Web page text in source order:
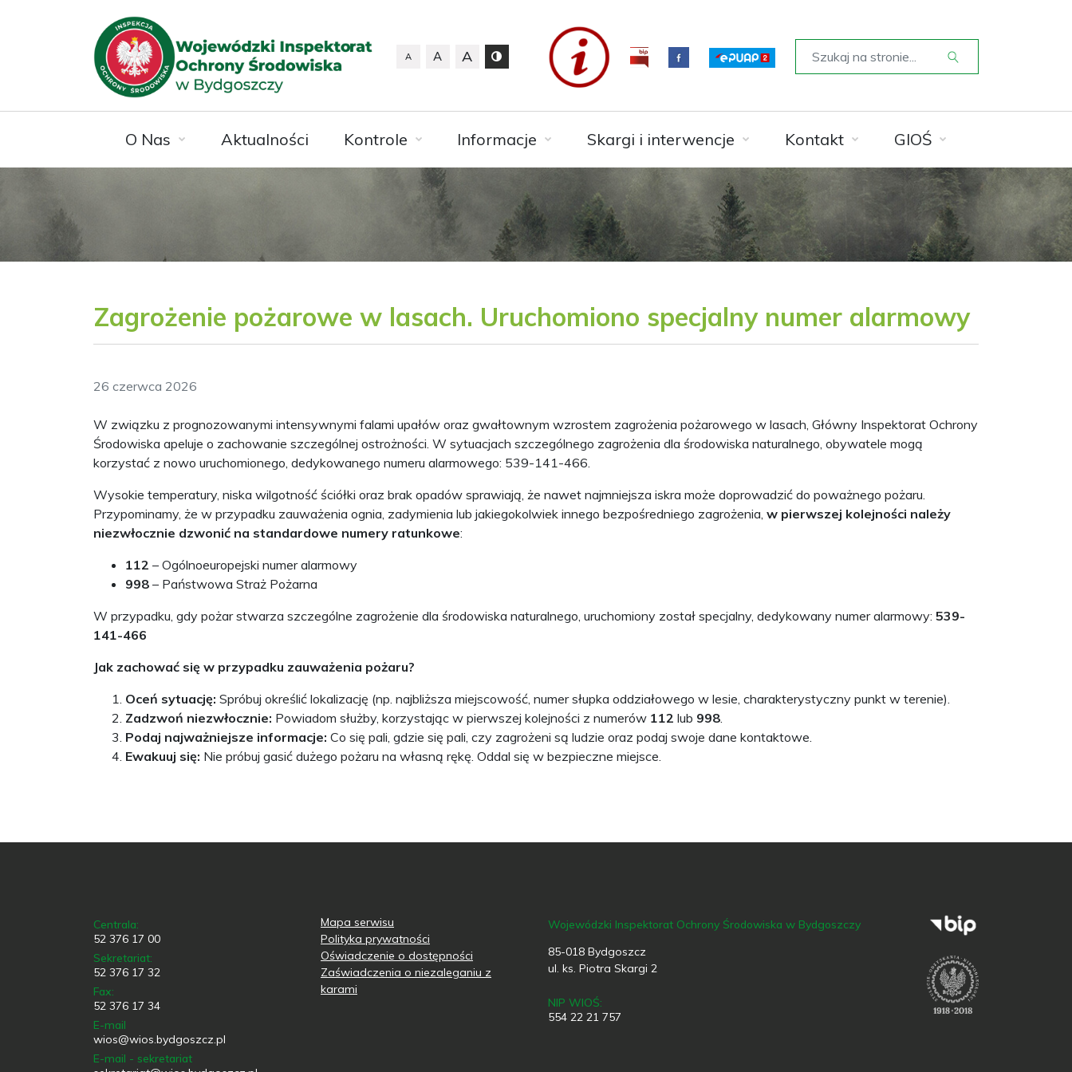
A A A
O Nas Aktualności Kontrole Informacje Skargi i interwencje Kontakt GIOŚ
Zagrożenie pożarowe w lasach. Uruchomiono specjalny numer alarmowy
26 czerwca 2026
W związku z prognozowanymi intensywnymi falami upałów oraz gwałtownym wzrostem zagrożenia pożarowego w lasach, Główny Inspektorat Ochrony
Środowiska apeluje o zachowanie szczególnej ostrożności. W sytuacjach szczególnego zagrożenia dla środowiska naturalnego, obywatele mogą
korzystać z nowo uruchomionego, dedykowanego numeru alarmowego: 539-141-466.
Wysokie temperatury, niska wilgotność ściółki oraz brak opadów sprawiają, że nawet najmniejsza iskra może doprowadzić do poważnego pożaru.
Przypominamy, że w przypadku zauważenia ognia, zadymienia lub jakiegokolwiek innego bezpośredniego zagrożenia, w pierwszej kolejności należy
niezwłocznie dzwonić na standardowe numery ratunkowe:
112 – Ogólnoeuropejski numer alarmowy
998 – Państwowa Straż Pożarna
W przypadku, gdy pożar stwarza szczególne zagrożenie dla środowiska naturalnego, uruchomiony został specjalny, dedykowany numer alarmowy: 539-
141-466
Jak zachować się w przypadku zauważenia pożaru?
Oceń sytuację: Spróbuj określić lokalizację (np. najbliższa miejscowość, numer słupka oddziałowego w lesie, charakterystyczny punkt w terenie).
Zadzwoń niezwłocznie: Powiadom służby, korzystając w pierwszej kolejności z numerów 112 lub 998
Podaj najważniejsze informacje: Co się pali, gdzie się pali, czy zagrożeni są ludzie oraz podaj swoje dane kontaktowe.
Ewakuuj się: Nie próbuj gasić dużego pożaru na własną rękę. Oddal się w bezpieczne miejsce.
Centrala:
52 376 17 00
Sekretariat:
52 376 17 32
Fax:
52 376 17 34
E-mail
wios@wios.bydgoszcz.pl
E-mail - sekretariat
Mapa serwisu
Polityka prywatności
Oświadczenie o dostępności
Zaświadczenia o niezaleganiu z
karami
Wojewódzki Inspektorat Ochrony Środowiska w Bydgoszczy
85-018 Bydgoszcz
ul. ks. Piotra Skargi 2
NIP WIOŚ:
554 22 21 757